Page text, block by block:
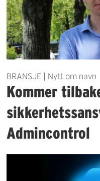
BRANSJE | Nytt om navn
Kommer
Admincontrol